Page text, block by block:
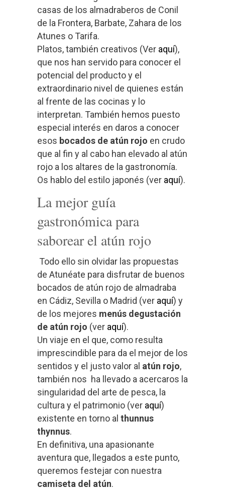
casas de los almadraberos de Conil
de la Frontera, Barbate, Zahara de los
Atunes o Tarifa.
Platos, también creativos (Ver aquí),
que nos han servido para conocer el
potencial del producto y el
extraordinario nivel de quienes están
al frente de las cocinas y lo
interpretan. También hemos puesto
especial interés en daros a conocer
esos bocados de atún rojo en crudo
que al fin y al cabo han elevado al atún
rojo a los altares de la gastronomía.
Os hablo del estilo japonés (ver aquí).
La mejor guía
gastronómica para
saborear el atún rojo
Todo ello sin olvidar las propuestas
de Atunéate para disfrutar de buenos
bocados de atún rojo de almadraba
en Cádiz, Sevilla o Madrid (ver aquí) y
de los mejores menús degustación
de atún rojo (ver aquí).
Un viaje en el que, como resulta
imprescindible para da el mejor de los
sentidos y el justo valor al atún rojo,
también nos ha llevado a acercaros la
singularidad del arte de pesca, la
cultura y el patrimonio (ver aquí)
existente en torno al thunnus
thynnus.
En definitiva, una apasionante
aventura que, llegados a este punto,
queremos festejar con nuestra
camiseta del atún.